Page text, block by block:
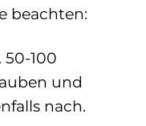
beachten:
50-100
und
nach.